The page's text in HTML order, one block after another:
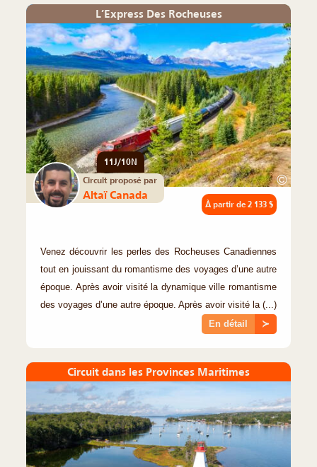
L’Express Des Rocheuses
©
11J/10N
Circuit proposé par
Altaï Canada
À partir de 2 133 $
Venez découvrir les perles des Rocheuses Canadiennes
tout en jouissant du romantisme des voyages d’une autre
époque. Après avoir visité la dynamique ville romantisme
des voyages d’une autre époque. Après avoir visité la (...)
En détail ≻
Circuit dans les Provinces Maritimes